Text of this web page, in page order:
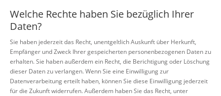
Welche Rechte haben Sie bezüglich Ihrer
Daten?
Sie haben jederzeit das Recht, unentgeltlich Auskunft über Herkunft,
Empfänger und Zweck Ihrer gespeicherten personenbezogenen Daten zu
erhalten. Sie haben außerdem ein Recht, die Berichtigung oder Löschung
dieser Daten zu verlangen. Wenn Sie eine Einwilligung zur
Datenverarbeitung erteilt haben, können Sie diese Einwilligung jederzeit
für die Zukunft widerrufen. Außerdem haben Sie das Recht, unter